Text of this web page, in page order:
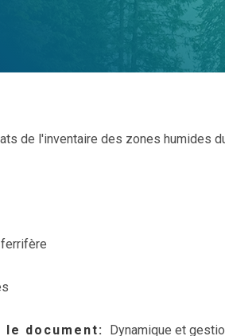
de l'inventaire des zones humides
ferrifère
le document
Dynamique et